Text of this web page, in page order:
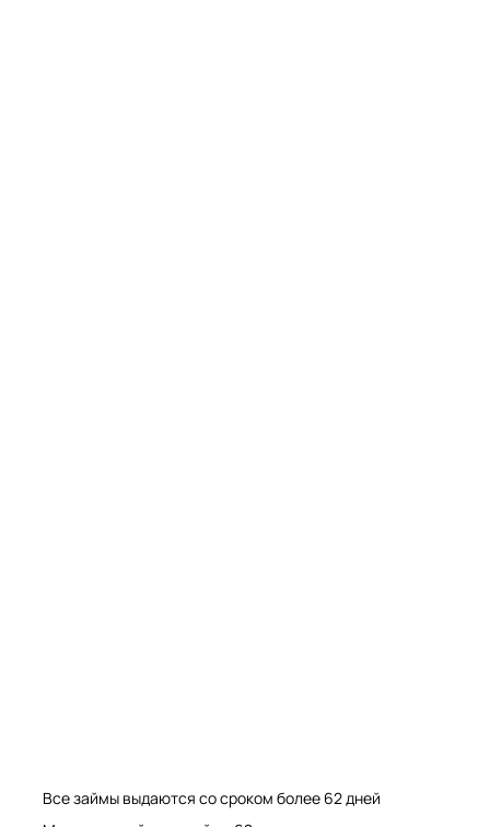
Все займы выдаются со сроком более 62 дней